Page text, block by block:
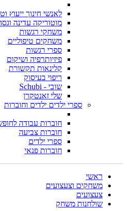
לאנשי חינוך ייעוץ
מוטוריקה עדינה
משחקי רגשות
משחקים טיפוליים
ספרי רגשות
פיזיותרפיה ושיקום
קלינאות תקשורת
ריפוי בעיסוק
שובי - Schubi
שלי זאנטקרן
ספרי ילדים ילדים וחוברות
חוברות עבודה
חוברות צביעה
ספרי ילדים
חוברות פנאי
ראשי
משחקים וצעצועים
צעצועים
שולחנות משחק